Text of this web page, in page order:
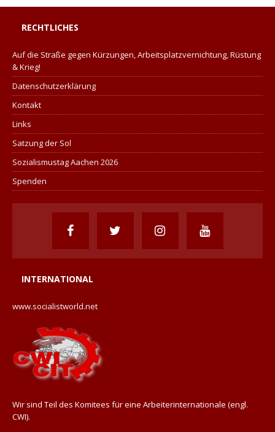
RECHTLICHES
Auf die Straße gegen Kürzungen, Arbeitsplatzvernichtung, Rüstung
& Krieg!
Datenschutzerklärung
Kontakt
Links
Satzung der Sol
Sozialismustag Aachen 2026
Spenden
INTERNATIONAL
www.socialistworld.net
Wir sind Teil des Komitees für eine Arbeiterinternationale (engl.
CWI).